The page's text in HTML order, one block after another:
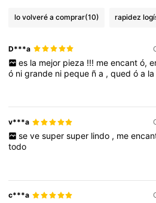
lo volveré a comprar(10) rapidez
D***a
es la mejor pieza !!! me encant ó,
ó nigrande ni peque ña ,quedóa la
v***a
se ve super super lindo , me
todo
c***a